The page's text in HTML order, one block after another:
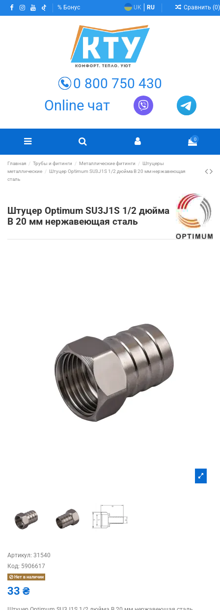
Бонус UK RU Сравнить (0)
0 800 750 430
Online чат
0
Главная Трубы и фитинги Металлические фитинги
Штуцеры
металлические
Штуцер Optimum SU3J1S 1/2 дюйма В 20 мм нержавеющая
сталь
Штуцер Optimum SU3J1S 1/2 дюйма
В 20 мм нержавеющая сталь
Артикул: 31540
Код: 5906617
Нет в наличии
33 ₴